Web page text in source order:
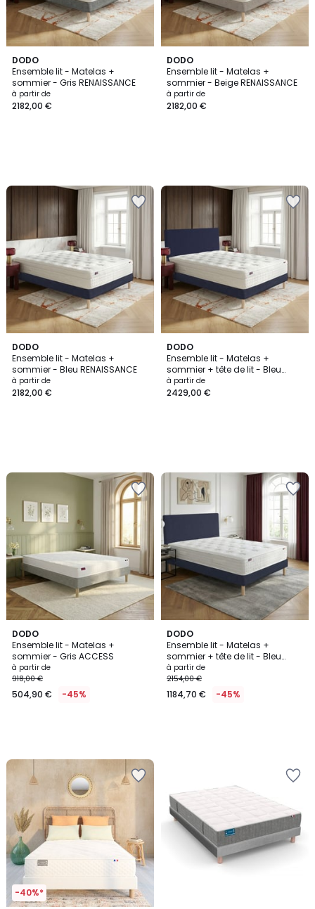
DODO
Ensemble lit - Matelas +
sommier - Gris RENAISSANCE
à partir de
2182,00 €
DODO
Ensemble lit - Matelas +
sommier - Beige RENAISSANCE
à partir de
2182,00 €
DODO
Ensemble lit - Matelas +
sommier - Bleu RENAISSANCE
à partir de
2182,00 €
DODO
Ensemble lit - Matelas +
sommier + tête de lit - Bleu
RENAISSANCE
à partir de
2429,00 €
DODO
Ensemble lit - Matelas +
sommier - Gris ACCESS
à partir de
918,00 €
504,90 € -45%
DODO
Ensemble lit - Matelas +
sommier + tête de lit - Bleu
PLÉNITUDE
à partir de
2154,00 €
1184,70 € -45%
-40%*